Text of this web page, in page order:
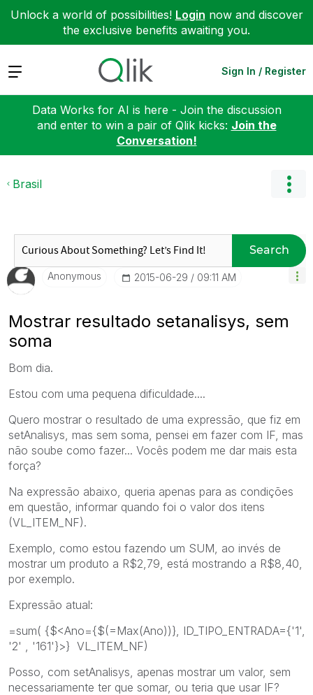
Unlock a world of possibilities! Login now and discover
the exclusive benefits awaiting you.
Expand Sign In / Register
Data Works for AI is here - Join the discussion
and enter to win a pair of Qlik kicks: Join the
Conversation!
Brasil
Search
Anonymous ‎2015-06-29 09:11 AM
Mostrar resultado setanalisys, sem
soma
Bom dia.
Estou com uma pequena dificuldade....
Quero mostrar o resultado de uma expressão, que fiz em
setAnalisys, mas sem soma, pensei em fazer com IF, mas
não soube como fazer... Vocês podem me dar mais esta
força?
Na expressão abaixo, queria apenas para as condições
em questão, informar quando foi o valor dos itens
(VL_ITEM_NF).
Exemplo, como estou fazendo um SUM, ao invés de
mostrar um produto a R$2,79, está mostrando a R$8,40,
por exemplo.
Expressão atual:
=sum( {$<Ano={$(=Max(Ano))}, ID_TIPO_ENTRADA={'1',
'2' , '161'}>} VL_ITEM_NF)
Posso, com setAnalisys, apenas mostrar um valor, sem
necessariamente ter que somar, ou teria que usar IF?